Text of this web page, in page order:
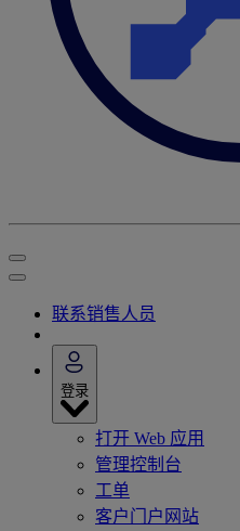
联系销售人员
登录
打开 Web 应用
管理控制台
工单
客户门户网站